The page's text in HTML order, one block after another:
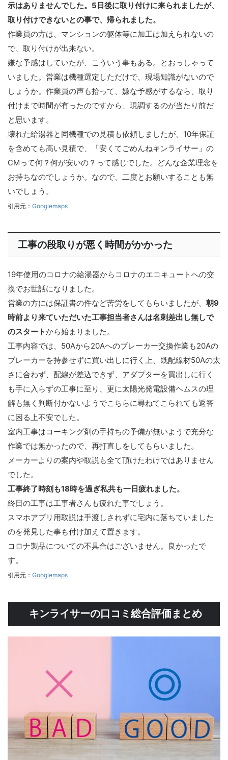
示はありませんでした。5日後に取り付けに来られましたが、
取り付けできないとの事で、帰られました。
作業員の方は、マンションの躯体等に加工は加えられないの
で、取り付けが出来ない。
嫌な予感はしていたが、こういう事もある。とおっしゃって
いました。営業は機種選定しただけで、現場知識がないので
しょうか。作業員の声も拾って、嫌な予感がするなら、取り
付けまで時間が有ったのですから、現調するのが当たり前だ
と思います。
壊れた給湯器と同機種での見積も依頼しましたが、10年保証
を含めても高い見積で、「安くてごめんねキンライサー」の
CMって何？何が安いの？って感じでした。どんな企業理念を
お持ちなのでしょうか。なので、二度とお願いすることも無
いでしょう。
引用元： Googlemaps
工事の段取りが悪く時間がかかった
19年使用のコロナの給湯器からコロナのエコキュートへの交
換でお世話になりました。
営業の方には保証書の件など苦労をしてもらいましたが、 朝9
時前より来ていただいた工事担当者さんは名刺差出し無しで
のスタートから始まりました。
工事内容では、50Aから20Aへのブレーカー交換作業も20Aの
ブレーカーを持参せずに買い出しに行く上、既配線材50Aの太
さに合わず、配線が差込できず、アダプターを買出しに行く
も手に入らずの工事に至り、更に太陽光発電設備ヘムスの理
解も無く判断付かないようでこちらに尋ねてこられても返答
に困る上不安でした。
室内工事はコーキング剤の手持ちの予備が無いようで充分な
作業では無かったので、再打直しをしてもらいました。
メーカーよりの案内や取説も全て頂けたわけではありません
でした。
工事終了時刻も18時を過ぎ私共も一日疲れました。
終日の工事は工事者さんも疲れた事でしょう。
スマホアプリ用取説は手渡しされずに宅内に落ちていました
のを発見した事も付け加えて置きます。
コロナ製品についての不具合はございません。良かったで
す。
引用元： Googlemaps
キンライサーの口コミ総合評価まとめ